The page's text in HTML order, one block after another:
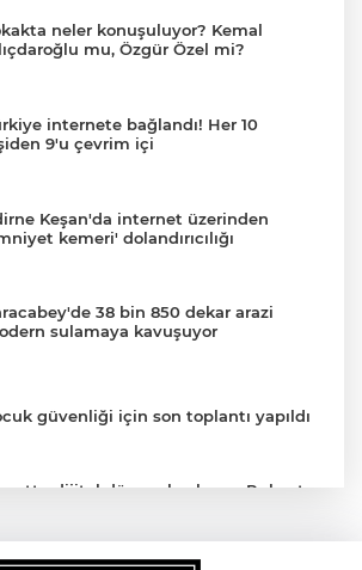
neler konuşuluyor? Kemal
mu, Özgür Özel mi?
internete bağlandı! Her 10
9'u çevrim içi
Keşan'da internet üzerinden
kemeri' dolandırıcılığı
38 bin 850 dekar arazi
sulamaya kavuşuyor
güvenliği için son toplantı yapıldı
dijital dönem başlıyor... Ruhsat